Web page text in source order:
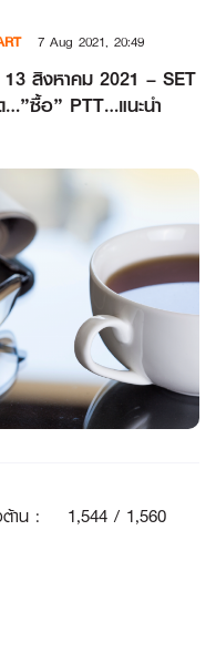
7 Aug 2021, 20:49
สิงหาคม 2021 – SET
ซื้อ” PTT…แนะนำ
าน : 1,544 / 1,560